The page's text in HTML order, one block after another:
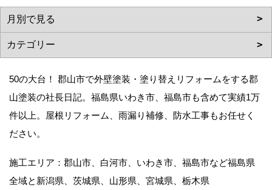
50の大台！ 郡山市で外壁塗装・塗り替えリフォームをする郡
山塗装の社長日記。福島県いわき市、福島市も含めて実績1万
件以上。屋根リフォーム、雨漏り補修、防水工事もお任せく
ださい。
施工エリア：郡山市、白河市、いわき市、福島市など福島県
全域と新潟県、茨城県、山形県、宮城県、栃木県